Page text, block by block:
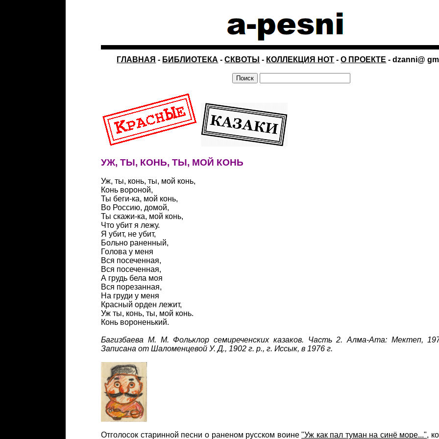
ГЛАВНАЯ - БИБЛИОТЕКА -СКВОТЫ - КОЛЛЕКЦИЯ НОТ -О ПРОЕКТЕ - dzanni@
УЖ, ТЫ, КОНЬ, ТЫ, МОЙ КОНЬ
Уж, ты, конь, ты, мой конь,
Конь вороной,
Ты беги-ка, мой конь,
Во Россию, домой,
Ты скажи-ка, мой конь,
Что убит я лежу.
Я убит, не убит,
Больно раненный,
Голова у меня
Вся посеченная,
Вся посеченная,
А грудь бела моя
Вся порезанная,
На груди у меня
Красный орден лежит,
Уж ты, конь, ты, мой конь.
Конь вороненький.
Багизбаева М. М. Фольклор семиреченских казаков. Часть 2. Алма-Ата: Мектеп,
Записана от Шаломенцевой У. Д., 1902 г. р., г. Иссык, в 1976 г.
Отголосок старинной песни о раненом русском воине"Уж как пал туман на синё море...",